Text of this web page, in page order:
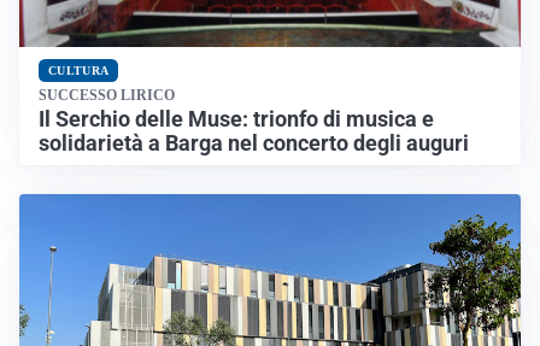
CULTURA
SUCCESSO LIRICO
Il Serchio delle Muse: trionfo di musica e
solidarietà a Barga nel concerto degli auguri